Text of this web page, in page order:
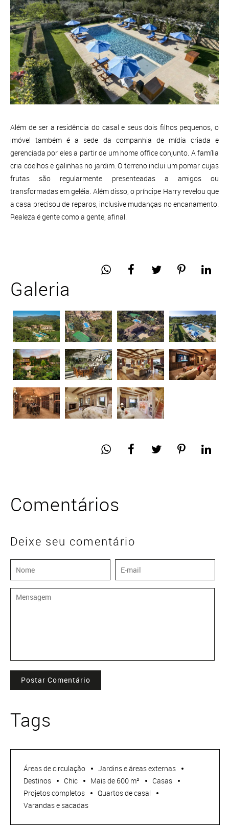
Além de ser a residência do casal e seus dois filhos pequenos, o
imóvel também é a sede da companhia de mídia criada e
gerenciada por eles a partir de um home office conjunto. A família
cria coelhos e galinhas no jardim. O terreno inclui um pomar cujas
frutas são regularmente presenteadas a amigos ou
transformadas em geléia. Além disso, o príncipe Harry revelou que
a casa precisou de reparos, inclusive mudanças no encanamento.
Realeza é gente como a gente, afinal.
Galeria
Comentários
Deixe seu comentário
Postar Comentário
Tags
Áreas de circulação
Jardins e áreas externas
Destinos
Chic Mais de 600 m²
Casas
Projetos completos
Quartos de casal
Varandas e sacadas